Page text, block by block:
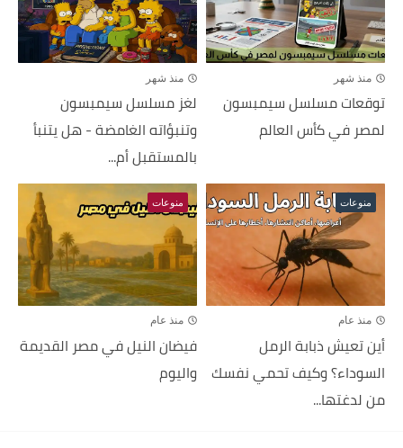
منذ شهر
توقعات مسلسل سيمبسون
لمصر في كأس العالم
منذ شهر
لغز مسلسل سيمبسون
وتنبؤاته الغامضة - هل يتنبأ
بالمستقبل أم...
منوعات
منذ عام
أين تعيش ذبابة الرمل
السوداء؟ وكيف تحمي نفسك
من لدغتها...
منوعات
منذ عام
فيضان النيل في مصر القديمة
واليوم